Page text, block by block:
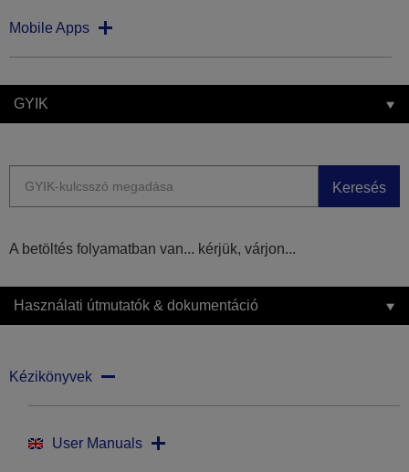
Mobile Apps
GYIK
Keresés
A betöltés folyamatban van... kérjük, várjon...
Használati útmutatók & dokumentáció
Kézikönyvek
User Manuals